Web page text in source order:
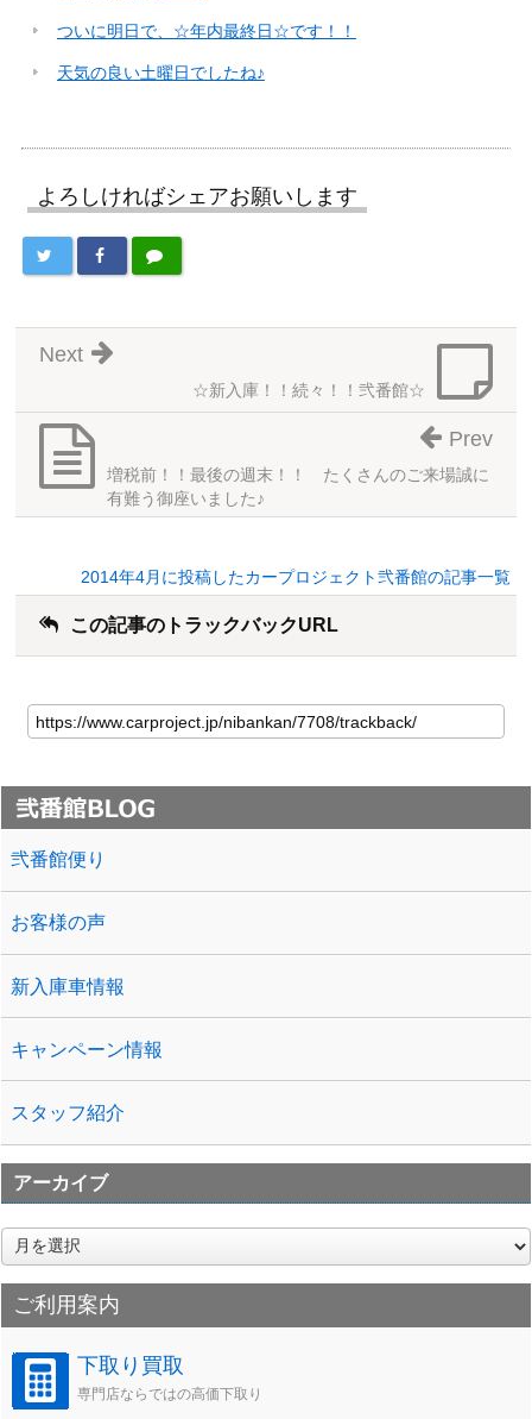
ついに明日で、☆年内最終日☆です！！
天気の良い土曜日でしたね♪
よろしければシェアお願いします
☆新入庫！！続々！！弐番館☆
Next
増税前！！最後の週末！！ たくさんのご来場誠に
有難う御座いました♪
Prev
2014年4月に投稿したカープロジェクト弐番館の記事一覧
この記事のトラックバックURL
弐番館便り
お客様の声
新入庫車情報
キャンペーン情報
スタッフ紹介
アーカイブ
ア
ー
カ
イ
ブ
ご利用案内
下取り買取
専門店ならではの高価下取り